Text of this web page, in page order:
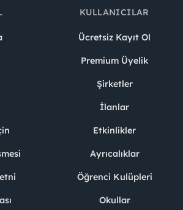
KULLANICILAR
Ücretsiz Kayıt Ol
Premium Üyelik
Şirketler
İlanlar
Etkinlikler
Ayrıcalıklar
Öğrenci Kulüpleri
Okullar